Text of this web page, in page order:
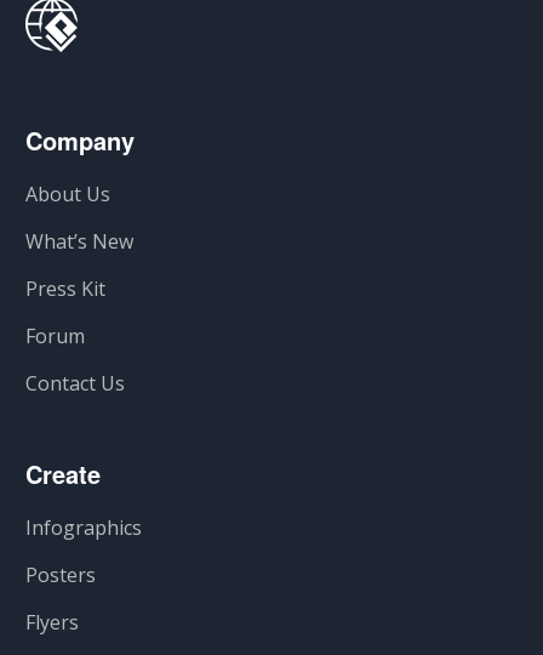
Company
About Us
What’s New
Press Kit
Forum
Contact Us
Create
Infographics
Posters
Flyers